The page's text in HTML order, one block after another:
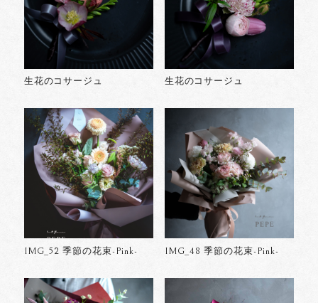
生花のコサージュ 生花のコサージュ
IMG_52 季節の花束-Pink- IMG_48 季節の花束-Pink-